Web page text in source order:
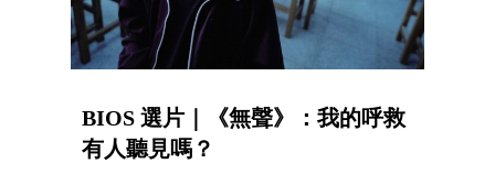
BIOS 選片｜《無聲》：我的呼救
有人聽見嗎？